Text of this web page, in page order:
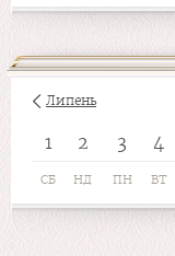
Липень
1 2 3 4
СБ НД ПН ВТ